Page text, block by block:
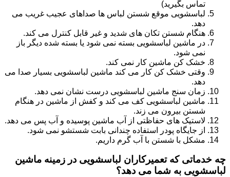
تماس بگیرید)
لباسشویی موقع شستن لباس ها صداهای عجیب غریب می
دهد.
هنگام شستن تکان های شدید و غیر قابل کنترل می کند.
در ماشین لباسشویی بسته نمی شود یا بسته شده دیگر باز
نمی شود.
خشک کن ماشین کار نمی کند.
وقتی خشک کن کار می کند ماشین لباسشویی بسیار صدا می
دهد.
زمان سنج ماشین لباسشویی درست نشان نمی دهد.
ماشین لباسشویی کف می کند و کفش از ماشین در هنگام
شستن بیرون می زند.
لاستیک های حفاظتی از آب ماشین پوسیده و آب پس می دهد.
از جایگاه پودر استفاده چندانی بابت شستشو نمی شود.
مشکل با شستن با آب گرم داریم.
چه خدماتی که تعمیرکاران لباسشویی در زمینه ماشین
لباسشویی به شما می دهد؟